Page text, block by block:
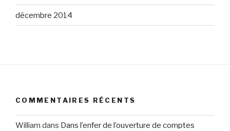
décembre 2014
COMMENTAIRES RÉCENTS
William dans Dans l’enfer de l’ouverture de comptes